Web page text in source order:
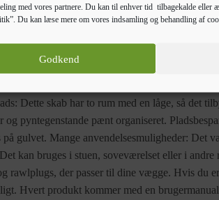
med vores partnere. Du kan til enhver tid tilbagekalde eller
Du kan læse mere om vores indsamling og behandling af
Godkend
Yderligere
charme, og det er den perfekte løsning til din
træ har en enestående kvalitet med
Dette skab har to rum med en låge, så det
og pyntegenstande pænt organiseret.
gulvet. Mange anvendelsesmuligheder: Det
kan bruges i stuen, soveværelset eller i
rawlplugs, der passer til dine vægge. Hvis du
Hvert produkt kommer med en